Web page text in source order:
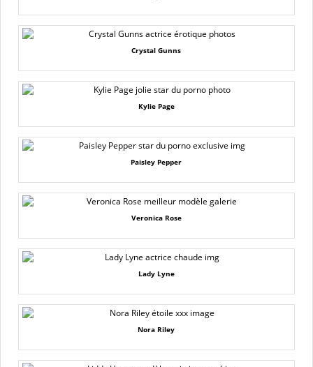
Crystal Gunns
Kylie Page
Paisley Pepper
Veronica Rose
Lady Lyne
Nora Riley